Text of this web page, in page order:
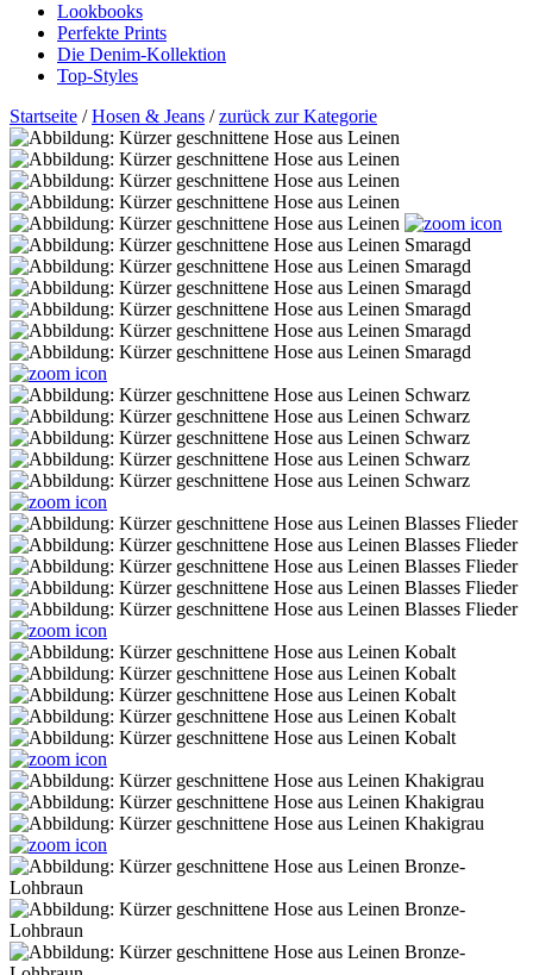
Lookbooks
Perfekte Prints
Die Denim-Kollektion
Top-Styles
Startseite /Hosen & Jeans /zurück zur Kategorie